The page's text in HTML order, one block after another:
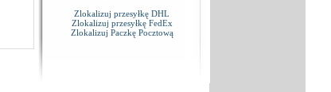
Zlokalizuj przesyłkę DHL
Zlokalizuj przesyłkę FedEx
Zlokalizuj Paczkę Pocztową